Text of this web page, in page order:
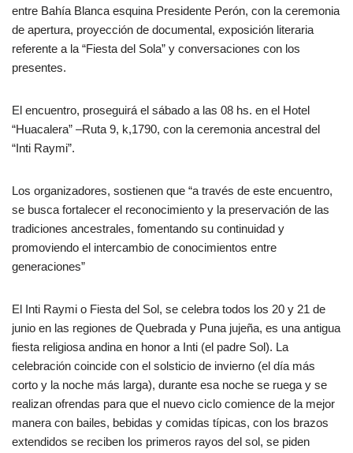
entre Bahía Blanca esquina Presidente Perón, con la ceremonia
de apertura, proyección de documental, exposición literaria
referente a la “Fiesta del Sola” y conversaciones con los
presentes.
El encuentro, proseguirá el sábado a las 08 hs. en el Hotel
“Huacalera” –Ruta 9, k,1790, con la ceremonia ancestral del
“Inti Raymi”.
Los organizadores, sostienen que “a través de este encuentro,
se busca fortalecer el reconocimiento y la preservación de las
tradiciones ancestrales, fomentando su continuidad y
promoviendo el intercambio de conocimientos entre
generaciones”
El Inti Raymi o Fiesta del Sol, se celebra todos los 20 y 21 de
junio en las regiones de Quebrada y Puna jujeña, es una antigua
fiesta religiosa andina en honor a Inti (el padre Sol). La
celebración coincide con el solsticio de invierno (el día más
corto y la noche más larga), durante esa noche se ruega y se
realizan ofrendas para que el nuevo ciclo comience de la mejor
manera con bailes, bebidas y comidas típicas, con los brazos
extendidos se reciben los primeros rayos del sol, se piden